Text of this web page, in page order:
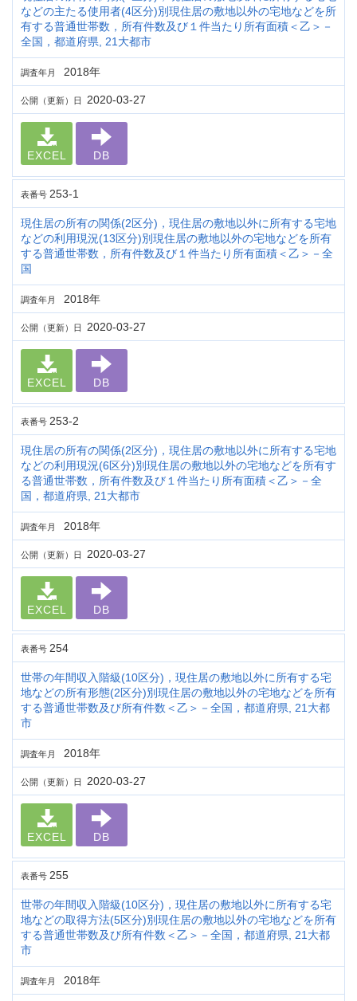
などの主たる使用者(4区分)別現住居の敷地以外の宅地などを所
有する普通世帯数，所有件数及び１件当たり所有面積＜乙＞－
全国，都道府県, 21大都市
調査年月 2018年
公開（更新）日 2020-03-27
EXCEL DB
表番号 253-1
現住居の所有の関係(2区分)，現住居の敷地以外に所有する宅地
などの利用現況(13区分)別現住居の敷地以外の宅地などを所有
する普通世帯数，所有件数及び１件当たり所有面積＜乙＞－全
国
調査年月 2018年
公開（更新）日 2020-03-27
EXCEL DB
表番号 253-2
現住居の所有の関係(2区分)，現住居の敷地以外に所有する宅地
などの利用現況(6区分)別現住居の敷地以外の宅地などを所有す
る普通世帯数，所有件数及び１件当たり所有面積＜乙＞－全
国，都道府県, 21大都市
調査年月 2018年
公開（更新）日 2020-03-27
EXCEL DB
表番号 254
世帯の年間収入階級(10区分)，現住居の敷地以外に所有する宅
地などの所有形態(2区分)別現住居の敷地以外の宅地などを所有
する普通世帯数及び所有件数＜乙＞－全国，都道府県, 21大都
市
調査年月 2018年
公開（更新）日 2020-03-27
EXCEL DB
表番号 255
世帯の年間収入階級(10区分)，現住居の敷地以外に所有する宅
地などの取得方法(5区分)別現住居の敷地以外の宅地などを所有
する普通世帯数及び所有件数＜乙＞－全国，都道府県, 21大都
市
調査年月 2018年